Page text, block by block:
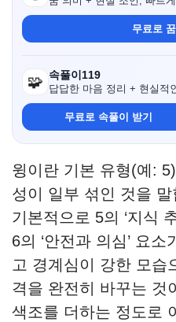
무료로
🧩 속풀이119
답답한 마음 정리 + 현실적
무료로 속풀이 받기
윙이란 기본 유형(예:
성이 일부 섞인 것을
기본적으로 5의 ‘지식
6의 ‘안전과 의심’ 요소
고 경계심이 강한 모습
격을 완전히 바꾸는 것
색조를 더하는 정도로